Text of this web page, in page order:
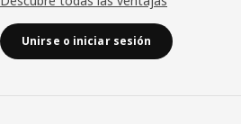
Unirse o iniciar sesión